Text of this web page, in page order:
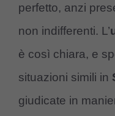
perfetto, anzi
non indifferenti. L’
è così chiara, e
situazioni simili in
giudicate in